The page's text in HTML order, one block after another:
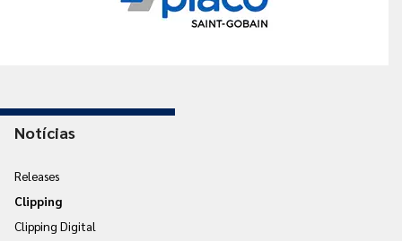
Notícias
Releases
Clipping
Clipping Digital